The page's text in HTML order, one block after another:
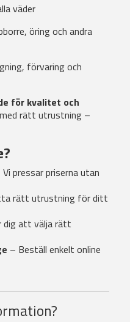
väder
öring och andra
förvaring och
för kvalitet och
rätt utrustning –
Vi pressar priserna utan
rätt utrustning för ditt
dig att välja rätt
– Beställ enkelt online